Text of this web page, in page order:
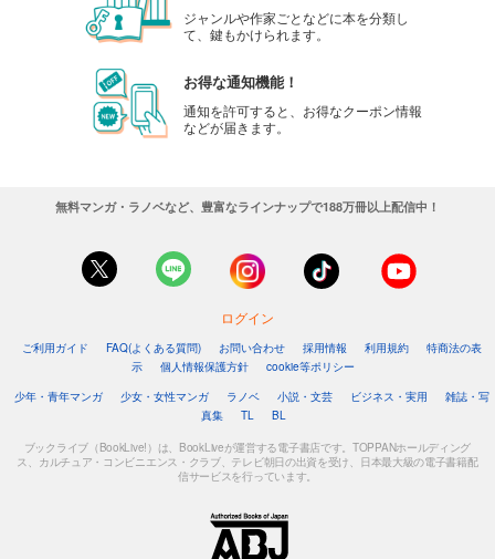
ジャンルや作家ごとなどに本を分類し
て、鍵もかけられます。
お得な通知機能！
通知を許可すると、お得なクーポン情報
などが届きます。
無料マンガ・ラノベなど、豊富なラインナップで188万冊以上配信中！
ログイン
ご利用ガイド FAQ(よくある質問) お問い合わせ 採用情報 利用規約
特商法の表
示
個人情報保護方針
cookie等ポリシー
少年・青年マンガ
少女・女性マンガ ラノベ 小説・文芸 ビジネス・実用
雑誌・写
真集
TL BL
ブックライブ（BookLive!）は、BookLiveが運営する電子書店です。TOPPANホールディング
ス、カルチュア・コンビニエンス・クラブ、テレビ朝日の出資を受け、日本最大級の電子書籍配
信サービスを行っています。